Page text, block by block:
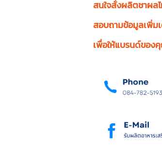
สนใจสั่งผลิตชาผล
สอบถามข้อมูลเพิ่ม
เพื่อให้แบรนด์ของ